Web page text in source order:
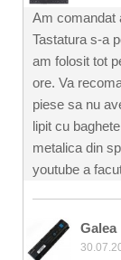
Am comandat
Tastatura s-a
am folosit tot
ore. Va
piese sa nu
lipit cu
metalica din
youtube a
Galea